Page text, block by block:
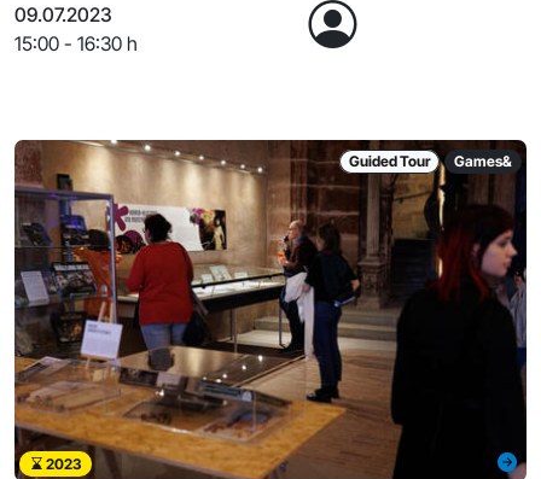
09.07.2023
15:00 - 16:30 h
Guided Tour Games&
2023